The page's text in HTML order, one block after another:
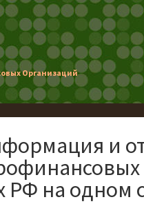
Организаций
и
РФ на одном